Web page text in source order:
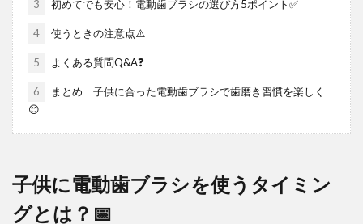
3 初めてでも安心！電動歯ブラシの選び方5ポイント✅
4 使うときの注意点⚠️
5 よくある質問Q&A❓
6
まとめ｜子供に合った電動歯ブラシで歯磨き習慣を楽しく
😊
子供に電動歯ブラシを使うタイミン
グとは？📅